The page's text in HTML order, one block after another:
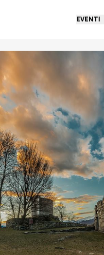
EVENTI